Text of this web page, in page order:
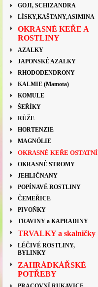
GOJI, SCHIZANDRA
LÍSKY,KAŠTANY,ASIMINA
OKRASNÉ KEŘE A
ROSTLINY
AZALKY
JAPONSKÉ AZALKY
RHODODENDRONY
KALMIE (Mamota)
KOMULE
ŠEŘÍKY
RŮŽE
HORTENZIE
MAGNÓLIE
OKRASNÉ KEŘE OSTATNÍ
OKRASNÉ STROMY
JEHLIČNANY
POPÍNAVÉ ROSTLINY
ČEMEŘICE
PIVOŇKY
TRAVINY a KAPRADINY
TRVALKY a skalničky
LÉČIVÉ ROSTLINY,
BYLINKY
ZAHRÁDKÁŘSKÉ
POTŘEBY